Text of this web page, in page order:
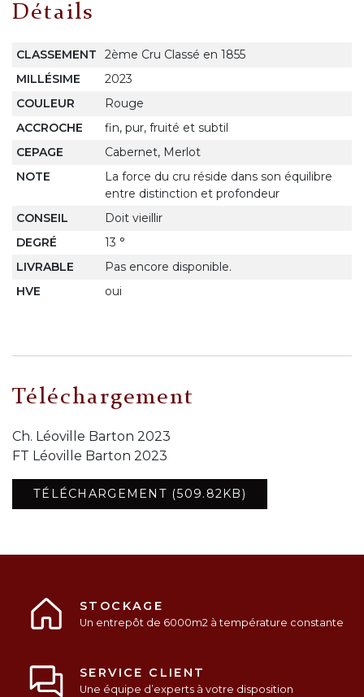
Détails
CLASSEMENT
2ème Cru Classé en 1855
MILLÉSIME
2023
COULEUR
Rouge
ACCROCHE
fin, pur, fruité et subtil
CEPAGE
Cabernet, Merlot
NOTE
La force du cru réside dans son équilibre
entre distinction et profondeur
CONSEIL
Doit vieillir
DEGRÉ
13 °
LIVRABLE
Pas encore disponible.
HVE
oui
Téléchargement
Ch. Léoville Barton 2023
FT Léoville Barton 2023
TÉLÉCHARGEMENT (509.82KB)
STOCKAGE
Un entrepôt de 6000m2 à température constante
SERVICE CLIENT
Une équipe d’experts à votre disposition